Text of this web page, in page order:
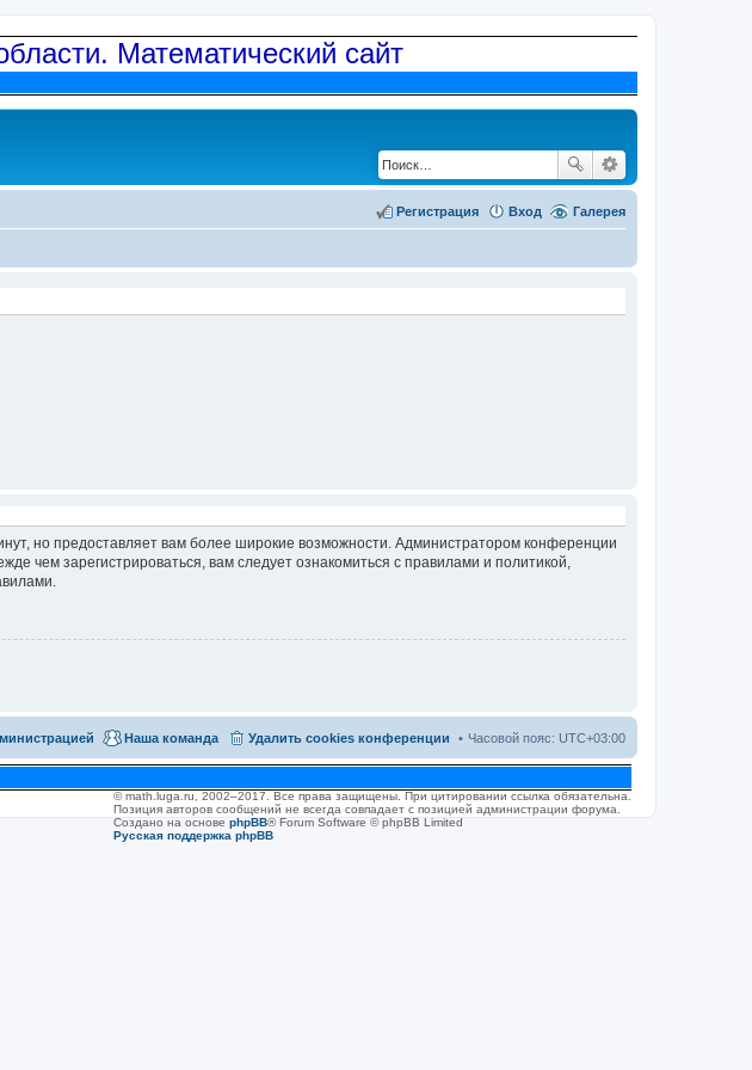
Математический сайт
Галерея
Вход
Регистрация
но предоставляет вам более широкие возможности. Администратором конференции
чем зарегистрироваться, вам следует ознакомиться с правилами и политикой,
Часовой пояс: UTC+03:00
Удалить cookies конференции
Наша команда
© math.luga.ru, 2002–2017. Все права защищены. При цитировании ссылка обязательна.
Позиция авторов сообщений не всегда совпадает с позицией администрации форума.
Создано на основе phpBB® Forum Software © phpBB Limited
Русская поддержка phpBB